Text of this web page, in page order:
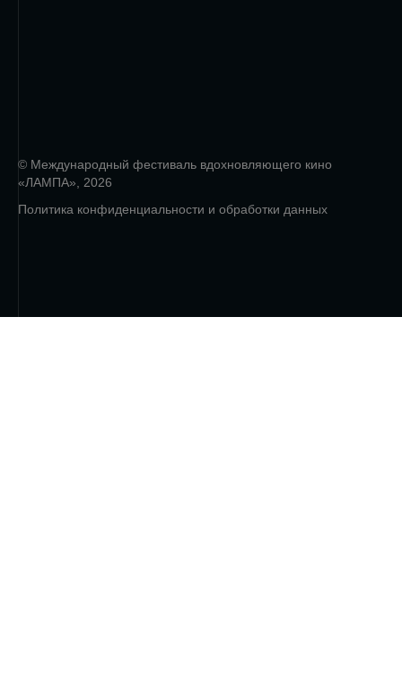
© Международный фестиваль вдохновляющего кино
«ЛАМПА», 2026
Политика конфиденциальности и обработки данных